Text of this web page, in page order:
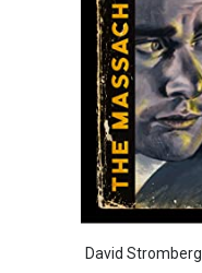
David Stromberg